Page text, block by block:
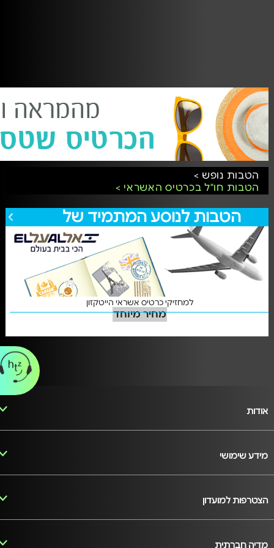
הטבות נופש >
הטבות חו"ל בכרטיס האשראי >
הטבות לנוסע המתמיד של
אל-על
לכל הצעות הטבות לנוסע המתמיד של אל-על
למחזיקי כרטיס אשראי הייטקזון
מחיר מיוחד
אודות
מידע שימושי
הצטרפות למועדון
מדיה חברתית